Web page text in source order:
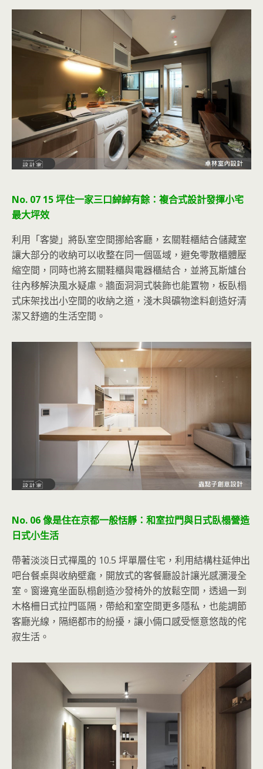
No. 07 15 坪住一家三口綽綽有餘：複合式設計發揮小宅
最大坪效
利用「客變」將臥室空間挪給客廳，玄關鞋櫃結合儲藏室
讓大部分的收納可以收整在同一個區域，避免零散櫃體壓
縮空間，同時也將玄關鞋櫃與電器櫃結合，並將瓦斯爐台
往內移解決風水疑慮。牆面洞洞式裝飾也能置物，板臥榻
式床架找出小空間的收納之道，淺木與礦物塗料創造好清
潔又舒適的生活空間。
No. 06 像是住在京都一般恬靜：和室拉門與日式臥榻營造
日式小生活
帶著淡淡日式禪風的 10.5 坪單層住宅，利用結構柱延伸出
吧台餐桌與收納壁龕，開放式的客餐廳設計讓光感瀰漫全
室。窗邊寬坐面臥榻創造沙發椅外的放鬆空間，透過一到
木格柵日式拉門區隔，帶給和室空間更多隱私，也能調節
客廳光線，隔絕都市的紛擾，讓小倆口感受愜意悠哉的侘
寂生活。